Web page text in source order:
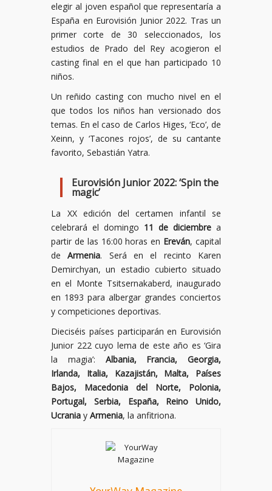
elegir al joven español que representaría a
España en Eurovisión Junior 2022. Tras un
primer corte de 30 seleccionados, los
estudios de Prado del Rey acogieron el
casting final en el que han participado 10
niños.
Un reñido casting con mucho nivel en el
que todos los niños han versionado dos
temas. En el caso de Carlos Higes, ‘Eco’, de
Xeinn, y ‘Tacones rojos’, de su cantante
favorito, Sebastián Yatra.
Eurovisión Junior 2022: ‘Spin the
magic’
La XX edición del certamen infantil se
celebrará el domingo 11 de diciembre a
partir de las 16:00 horas en Ereván, capital
deArmenia. Será en el recinto Karen
Demirchyan, un estadio cubierto situado
en el Monte Tsitsernakaberd, inaugurado
en 1893 para albergar grandes conciertos
y competiciones deportivas.
Dieciséis países participarán en Eurovisión
Junior 222 cuyo lema de este año es ‘Gira
la magia’: Albania, Francia, Georgia,
Irlanda, Italia, Kazajistán, Malta, Países
Bajos, Macedonia del Norte, Polonia,
Portugal, Serbia, España, Reino Unido,
Ucrania y Armenia, la anfitriona.